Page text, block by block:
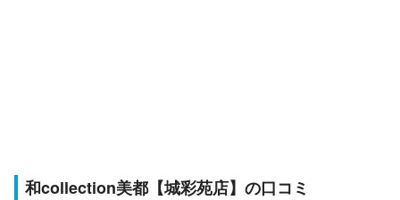
和collection美都【城彩苑店】の口コミ